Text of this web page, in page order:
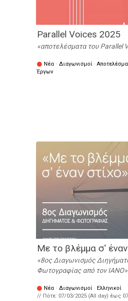
Parallel Voices 2025
αποτελέσματα του Parallel
Νέα · Διαγωνισμοί ·
Έργων
Με το βλέμμα σ'
8ος Διαγωνισμός
Φωτογραφίας από τον IANO
Νέα · Διαγωνισμοί · Ελληνικοί
// Πότε: 07/03/2025 (All day) έως